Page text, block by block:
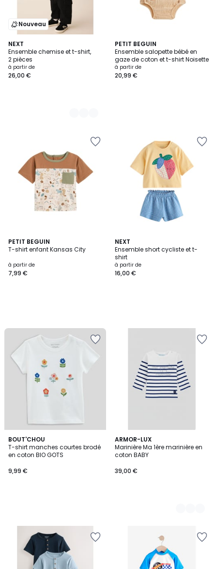
Nouveau
NEXT
Ensemble chemise et t-shirt,
2 pièces
à partir de
26,00 €
2
Couleurs
PETIT BEGUIN
Ensemble salopette bébé en
gaze de coton et t-shirt Noisette
à partir de
20,99 €
PETIT BEGUIN
T-shirt enfant Kansas City
à partir de
7,99 €
NEXT
Ensemble short cycliste et t-
shirt
à partir de
16,00 €
BOUT'CHOU
T-shirt manches courtes brodé
en coton BIO GOTS
9,99 €
ARMOR-LUX
Marinière Ma 1ère marinière en
coton BABY
39,00 €
4
Couleurs